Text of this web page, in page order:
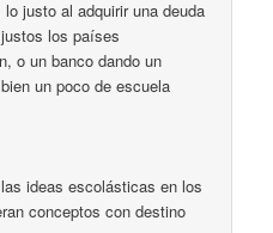
justo al adquirir una deuda
los países
o un banco dando un
un poco de escuela
ideas escolásticas en los
conceptos con destino